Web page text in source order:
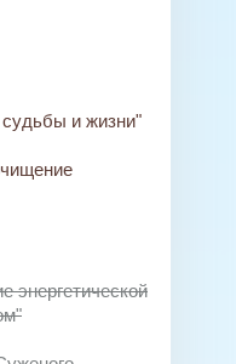
и жизни"
энергетической